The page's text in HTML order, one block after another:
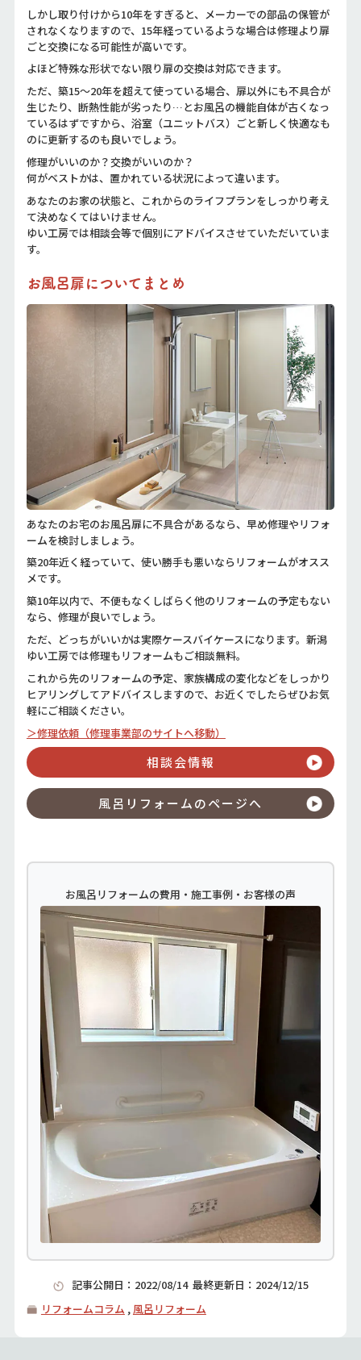
しかし取り付けから10年をすぎると、メーカーでの部品の保管が
されなくなりますので、15年経っているような場合は修理より扉
ごと交換になる可能性が高いです。
よほど特殊な形状でない限り扉の交換は対応できます。
ただ、築15～20年を超えて使っている場合、扉以外にも不具合が
生じたり、断熱性能が劣ったり…とお風呂の機能自体が古くなっ
ているはずですから、浴室（ユニットバス）ごと新しく快適なも
のに更新するのも良いでしょう。
修理がいいのか？交換がいいのか？
何がベストかは、置かれている状況によって違います。
あなたのお家の状態と、これからのライフプランをしっかり考え
て決めなくてはいけません。
ゆい工房では相談会等で個別にアドバイスさせていただいていま
す。
お風呂扉についてまとめ
あなたのお宅のお風呂扉に不具合があるなら、早め修理やリフォ
ームを検討しましょう。
築20年近く経っていて、使い勝手も悪いならリフォームがオスス
メです。
築10年以内で、不便もなくしばらく他のリフォームの予定もない
なら、修理が良いでしょう。
ただ、どっちがいいかは実際ケースバイケースになります。新潟
ゆい工房では修理もリフォームもご相談無料。
これから先のリフォームの予定、家族構成の変化などをしっかり
ヒアリングしてアドバイスしますので、お近くでしたらぜひお気
軽にご相談ください。
＞修理依頼（修理事業部のサイトへ移動）
相談会情報
風呂リフォームのページへ
お風呂リフォームの費用・施工事例・お客様の声
記事公開日： 2022/08/14最終更新日： 2024/12/15
リフォームコラム ,風呂リフォーム